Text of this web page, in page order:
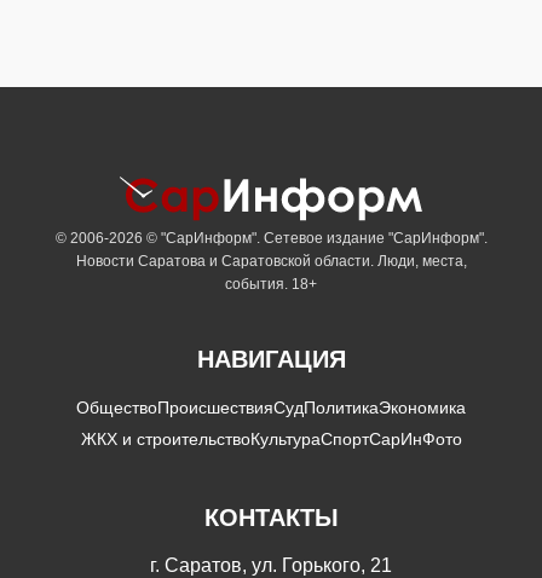
© 2006-2026 © "СарИнформ". Сетевое издание "СарИнформ".
Новости Саратова и Саратовской области. Люди, места,
события. 18+
НАВИГАЦИЯ
ОбществоПроисшествияСудПолитикаЭкономика
ЖКХ и строительствоКультураСпортСарИнФото
КОНТАКТЫ
г. Саратов, ул. Горького, 21